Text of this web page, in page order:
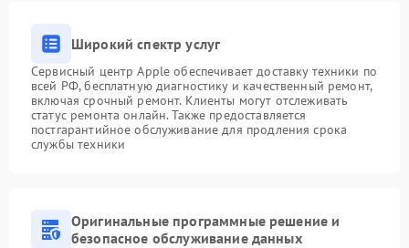
Широкий спектр услуг
Сервисный центр Apple обеспечивает доставку техники по
всей РФ, бесплатную диагностику и качественный ремонт,
включая срочный ремонт. Клиенты могут отслеживать
статус ремонта онлайн. Также предоставляется
постгарантийное обслуживание для продления срока
службы техники
Оригинальные программные решение и
безопасное обслуживание данных